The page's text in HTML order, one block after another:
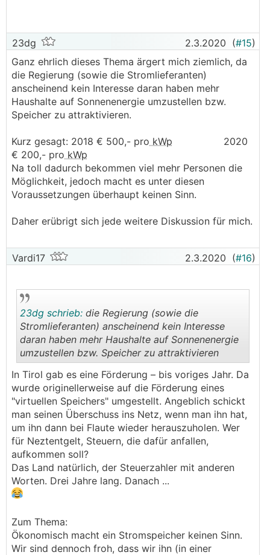
23dg 2.3.2020 (#15)
Ganz ehrlich dieses Thema ärgert mich ziemlich, da
die Regierung (sowie die Stromlieferanten)
anscheinend kein Interesse daran haben mehr
Haushalte auf Sonnenenergie umzustellen bzw.
Speicher zu attraktivieren.
Kurz gesagt: 2018 € 500,- pro kWp 2020
€ 200,- pro kWp
Na toll dadurch bekommen viel mehr Personen die
Möglichkeit, jedoch macht es unter diesen
Voraussetzungen überhaupt keinen Sinn.
Daher erübrigt sich jede weitere Diskussion für mich.
Vardi17 2.3.2020 (#16)
..
23dg schrieb: die Regierung (sowie die
Stromlieferanten) anscheinend kein Interesse
daran haben mehr Haushalte auf Sonnenenergie
umzustellen bzw. Speicher zu attraktivieren
In Tirol gab es eine Förderung – bis voriges Jahr. Da
wurde originellerweise auf die Förderung eines
"virtuellen Speichers" umgestellt. Angeblich schickt
man seinen Überschuss ins Netz, wenn man ihn hat,
um ihn dann bei Flaute wieder herauszuholen. Wer
für Neztentgelt, Steuern, die dafür anfallen,
aufkommen soll?
Das Land natürlich, der Steuerzahler mit anderen
Worten. Drei Jahre lang. Danach ...
Zum Thema:
Ökonomisch macht ein Stromspeicher keinen Sinn.
Wir sind dennoch froh, dass wir ihn (in einer